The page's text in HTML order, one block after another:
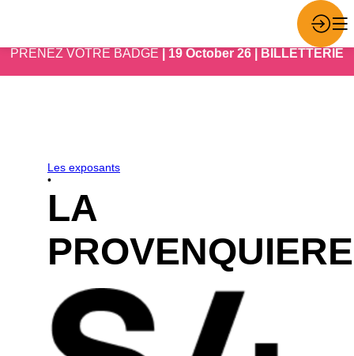
Les exposants
•
LA
PROVENQUIERE
PRENEZ VOTRE BADGE | 19 October 26 | BILLETTERIE